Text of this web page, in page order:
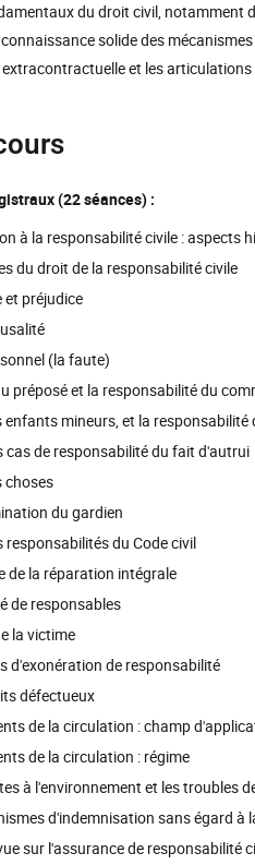
du droit civil, notamment
solide des
et les
(22 séances) :
à la responsabilité civile : aspects
du droit de la responsabilité civile
et préjudice
(la faute)
préposé et la responsabilité du
enfants mineurs, et la responsabilité
cas de responsabilité du fait d'autrui
choses
du gardien
responsabilités du Code civil
de la réparation intégrale
de responsables
la victime
d'exonération de responsabilité
défectueux
de la circulation : champ
de la circulation : régime
à l'environnement et les troubles
d'indemnisation sans égard à
sur l'assurance de responsabilité